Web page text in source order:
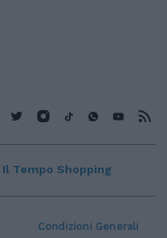
Condizioni Generali
Il Tempo Shopping